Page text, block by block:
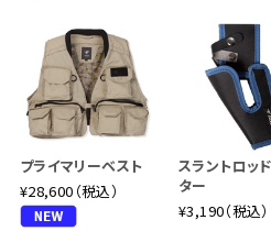
プライマリーベスト
¥28,600（税込）
スラントロッ
ター
¥3,190（税込）